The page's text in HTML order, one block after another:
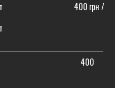
от⠀⠀⠀⠀⠀⠀⠀⠀⠀⠀⠀⠀400 грн /